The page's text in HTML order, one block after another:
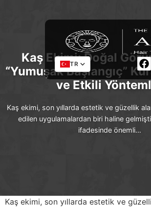
TR
Kaş Ekimi: Doğal
“Yumuşak Başlangıç”
ve Etkili
Kaş ekimi, son yıllarda estetik ve güzellik
edilen uygulamalardan biri haline
ifadesinde önemli…
Kaş ekimi, son yıllarda estetik ve